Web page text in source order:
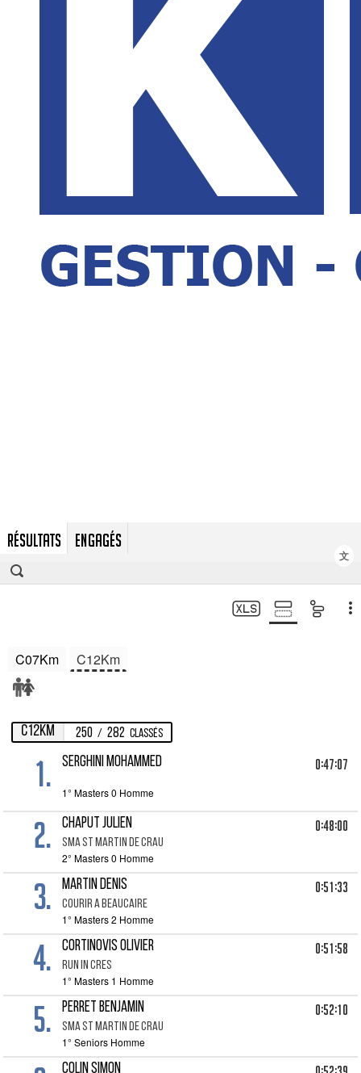
RÉSULTATS ENGAGÉS
文
C07Km C12Km
C12Km 250 / 282 Classés
1. SERGHINI MOHAMMED 0:47:07
1° Masters 0 Homme
2. CHAPUT JULIEN
SMA ST MARTIN DE CRAU
0:48:00
2° Masters 0 Homme
3. MARTIN DENIS
COURIR A BEAUCAIRE
0:51:33
1° Masters 2 Homme
4. CORTINOVIS OLIVIER
RUN IN CRES
0:51:58
1° Masters 1 Homme
5. PERRET BENJAMIN
SMA ST MARTIN DE CRAU
0:52:10
1° Seniors Homme
COLIN SIMON